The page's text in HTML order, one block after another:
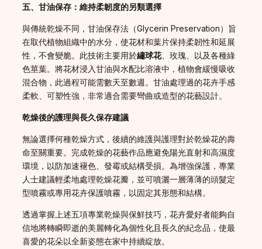
五、甘油保存：維持柔韌度的另類選擇
與傳統乾燥不同，甘油保存法（Glycerin Preservation）旨
在取代植物組織中的水分，使花材和葉片保持柔韌性和延展
性，不會變脆。此技術主要用於繡球花、玫瑰、以及各種綠
色莖葉。將花材浸入甘油與水配比溶液中，植物會緩慢吸收
混合物，此過程可能需數天至數週。甘油處理過的花卉手感
柔軟、可塑性強，非常適合需要彎曲或造型的花藝設計。
乾燥後的護理與長久保存建議
無論選擇何種乾燥方式，後續的維護與護理對於乾燥花的壽
命至關重要。完成乾燥的花藝作品應避免陽光直射和高濕度
環境，以防加速褪色、發霉或結構受損。為增強保護，專業
人士建議輕柔地處理乾燥花瓣，並可噴灑一層薄薄的頭髮定
型噴霧或專用花卉保護噴霧，以固定其形態和結構。
透過掌握上述五項專業乾燥與保鮮技巧，花卉愛好者能夠自
信地將轉瞬即逝的美麗轉化為個性化且長久的紀念品，使最
喜愛的花朵以全新姿態在家中持續綻放。